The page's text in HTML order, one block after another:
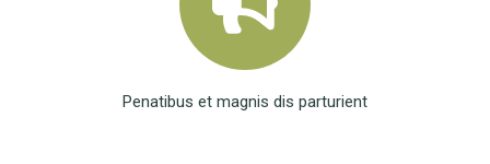
Penatibus et magnis dis parturient